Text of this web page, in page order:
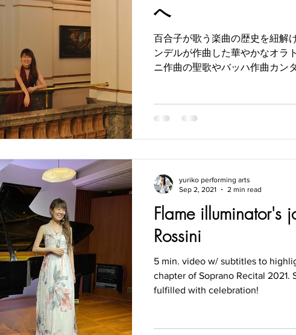
へ
百合子が歌う楽曲の歴史を紐解
ンデルが作曲した華やかなオラ
ニ作曲の聖歌やバッハ作曲カン
センスを感じている。
Flame illuminator's
Rossini
5 min. video w/ subtitles to
chapter of Soprano Recital 2021.
fulfilled with celebration!
yuriko performing arts
Sep 2, 2021
2 min read